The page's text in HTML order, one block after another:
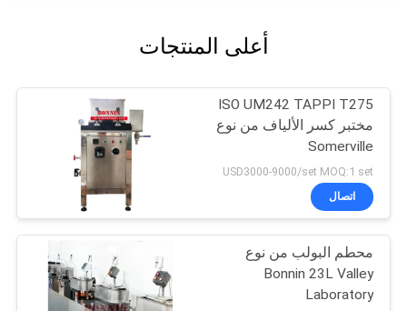
أعلى المنتجات
ISO UM242 TAPPI T275
مختبر كسر الألياف من نوع
Somerville
USD3000-9000/set MOQ:1 set
اتصال
محطم البولب من نوع
Bonnin 23L Valley
Laboratory